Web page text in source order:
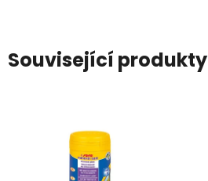
Související produkty